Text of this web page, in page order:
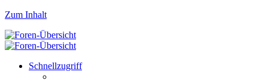
Zum Inhalt
Schnellzugriff